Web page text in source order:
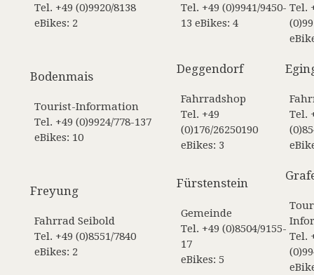
Tel. +49 (0)9920/8138
eBikes: 2
Tel. +49 (0)9941/9450-
13 eBikes: 4
Tel.
Bodenmais
Tourist-Information
Tel. +49 (0)9924/778-137
eBikes: 10
Deggendorf
Fahrradshop
Tel. +49
(0)176/26250190
eBikes: 3
Tel.
Freyung
Fahrrad Seibold
Tel. +49 (0)8551/7840
eBikes: 2
Fürstenstein
Gemeinde
Tel. +49 (0)8504/9155-
17
eBikes: 5
Tel.